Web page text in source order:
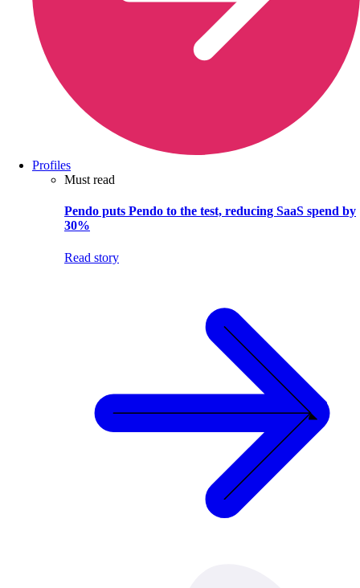
Profiles
Must read
Pendo puts Pendo to the test, reducing SaaS spend by
30%
Read story